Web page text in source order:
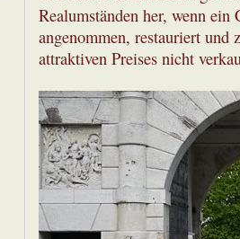
Realumständen her, wenn
angenommen, restauriert und
attraktiven Preises nicht